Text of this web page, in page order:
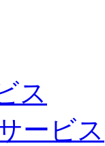
ス
ービス